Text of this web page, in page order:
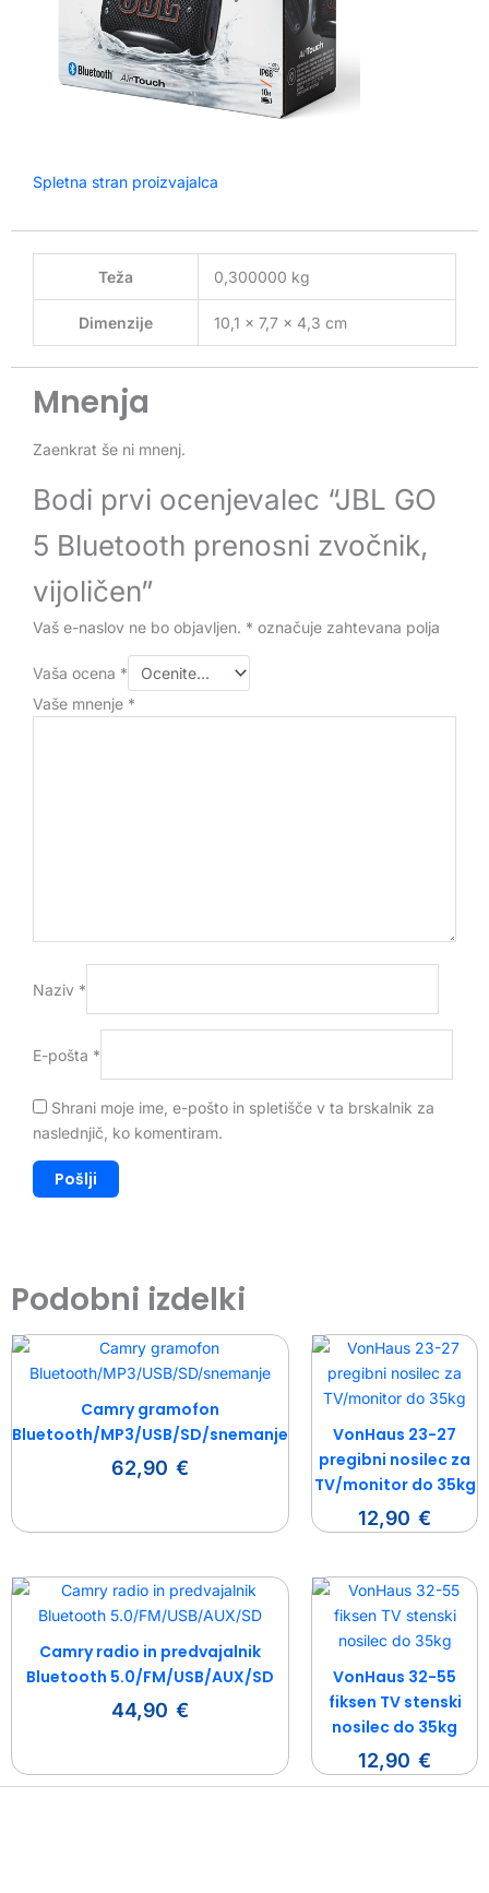
Spletna stran proizvajalca
Teža 0,300000 kg
Dimenzije 10,1 × 7,7 × 4,3 cm
Mnenja
Zaenkrat še ni mnenj.
Bodi prvi ocenjevalec “JBL GO
5 Bluetooth prenosni zvočnik,
vijoličen”
Vaš e-naslov ne bo objavljen. * označuje zahtevana polja
Vaša ocena *
Vaše mnenje *
Naziv *
E-pošta *
Shrani moje ime, e-pošto in spletišče v ta brskalnik za
naslednjič, ko komentiram.
Podobni izdelki
Camry gramofon
Bluetooth/MP3/USB/SD/snemanje
62,90 €
VonHaus 23-27
pregibni nosilec za
TV/monitor do 35kg
12,90 €
Camry radio in predvajalnik
Bluetooth 5.0/FM/USB/AUX/SD
44,90 €
VonHaus 32-55
fiksen TV stenski
nosilec do 35kg
12,90 €